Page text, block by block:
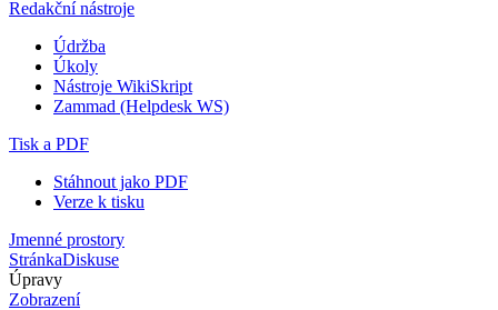
Redakční nástroje
Údržba
Úkoly
Nástroje WikiSkript
Zammad (Helpdesk WS)
Tisk a PDF
Stáhnout jako PDF
Verze k tisku
Jmenné prostory
StránkaDiskuse
Úpravy
Zobrazení